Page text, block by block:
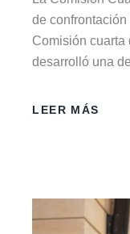
de
Comisión cuarta
desarrolló una
LEER MÁS